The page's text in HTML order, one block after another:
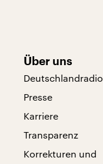
Über uns
Deutschlandradio
Presse
Karriere
Transparenz
Korrekturen und